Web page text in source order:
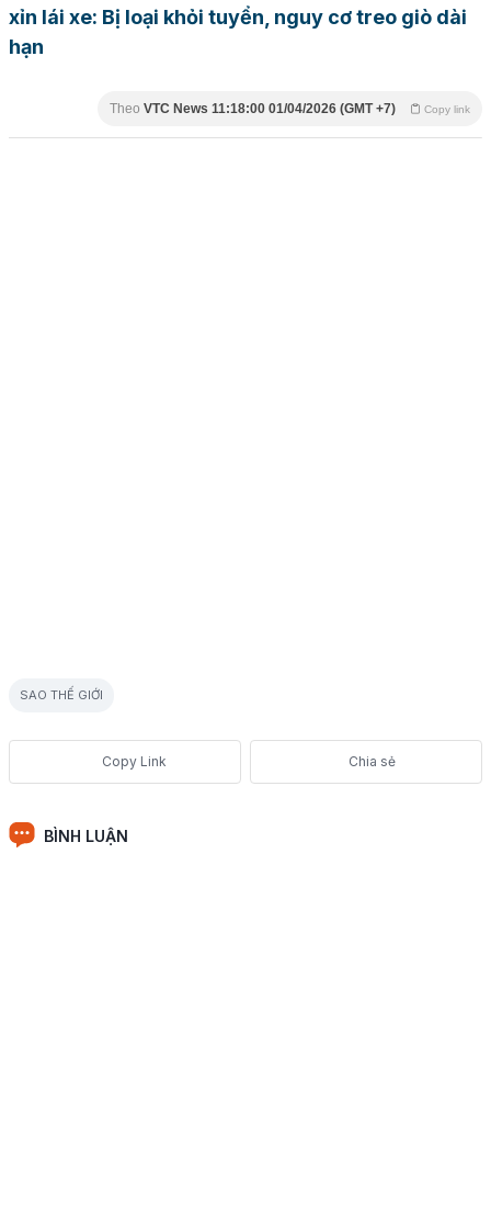
xỉn lái xe: Bị loại khỏi tuyển, nguy cơ treo giò dài
hạn
Theo VTC News 11:18:00 01/04/2026 (GMT +7) Copy link
SAO THẾ GIỚI
Chia sẻ
BÌNH LUẬN